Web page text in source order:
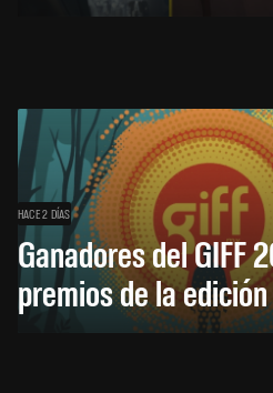
HACE 2 DÍAS
Ganadores del GIFF
premios de la